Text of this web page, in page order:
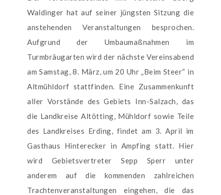
Waldinger hat auf seiner jüngsten Sitzung die
anstehenden Veranstaltungen besprochen.
Aufgrund der Umbaumaßnahmen im
Turmbräugarten wird der nächste Vereinsabend
am Samstag, 8. März, um 20 Uhr „Beim Steer“ in
Altmühldorf stattfinden. Eine Zusammenkunft
aller Vorstände des Gebiets Inn-Salzach, das
die Landkreise Altötting, Mühldorf sowie Teile
des Landkreises Erding, findet am 3. April im
Gasthaus Hinterecker in Ampfing statt. Hier
wird Gebietsvertreter Sepp Sperr unter
anderem auf die kommenden zahlreichen
Trachtenveranstaltungen eingehen, die das